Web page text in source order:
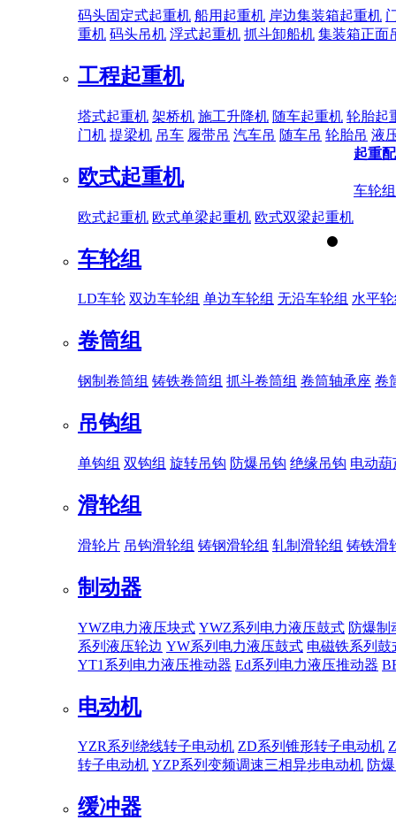
码头固定式起重机 船用起重机 岸边集装箱起重机
重机 码头吊机 浮式起重机 抓斗卸船机 集装箱正面
工程起重机
塔式起重机 架桥机 施工升降机 随车起重机 轮胎起
门机 提梁机 吊车 履带吊 汽车吊 随车吊 轮胎吊 液
欧式起重机
欧式起重机 欧式单梁起重机 欧式双梁起重机
起重
车轮组
车轮组
LD车轮 双边车轮组 单边车轮组 无沿车轮组 水平
卷筒组
钢制卷筒组 铸铁卷筒组 抓斗卷筒组 卷筒轴承座 卷
吊钩组
单钩组 双钩组 旋转吊钩 防爆吊钩 绝缘吊钩 电动
滑轮组
滑轮片 吊钩滑轮组 铸钢滑轮组 轧制滑轮组 铸铁滑
制动器
YWZ电力液压块式 YWZ系列电力液压鼓式 防爆制
系列液压轮边 YW系列电力液压鼓式 电磁铁系列鼓
YT1系列电力液压推动器 Ed系列电力液压推动器
电动机
YZR系列绕线转子电动机 ZD系列锥形转子电动机
转子电动机 YZP系列变频调速三相异步电动机 防
缓冲器